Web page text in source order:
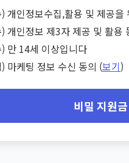
개인정보수집,활용 및 제공
개인정보 제3자 제공 및 활용
만 14세 이상입니다
마케팅 정보 수신 동의 (보기)
비밀 지원